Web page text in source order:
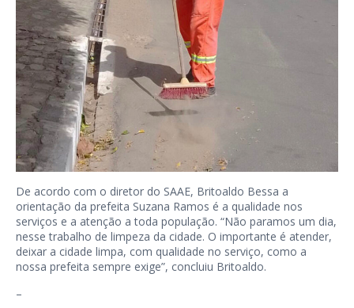
De acordo com o diretor do SAAE, Britoaldo Bessa a
orientação da prefeita Suzana Ramos é a qualidade nos
serviços e a atenção a toda população. “Não paramos um dia,
nesse trabalho de limpeza da cidade. O importante é atender,
deixar a cidade limpa, com qualidade no serviço, como a
nossa prefeita sempre exige”, concluiu Britoaldo.
–